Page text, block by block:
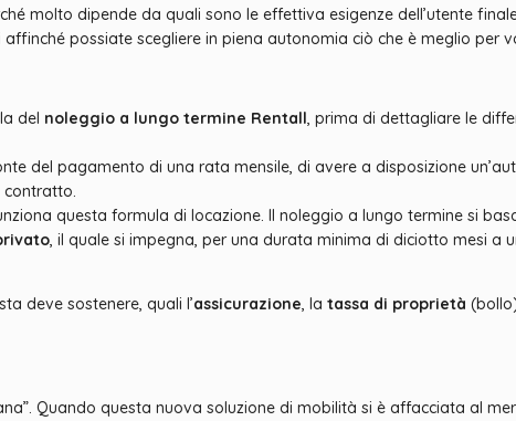
molto dipende da quali sono le effettiva esigenze dell’utente
possiate scegliere in piena autonomia ciò che è meglio per
del noleggio a lungo termine Rentall, prima di dettagliare le
del pagamento di una rata mensile, di avere a disposizione
contratto.
questa formula di locazione. Il noleggio a lungo termine si
, il quale si impegna, per una durata minima di diciotto mesi a
deve sostenere, quali l’assicurazione, latassa di proprietà
Quando questa nuova soluzione di mobilità si è affacciata al